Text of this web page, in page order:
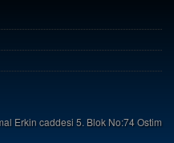
Erkin caddesi 5. Blok No:74 Ostim